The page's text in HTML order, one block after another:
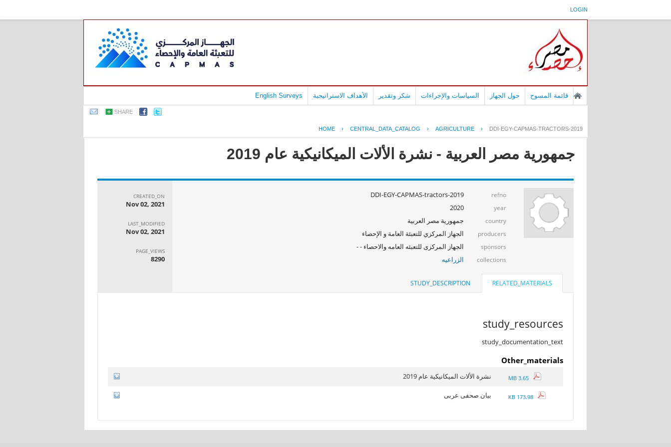
LOGIN
قائمة المسوح حول الجهاز السياسات والإجراءات شكر وتقدير الأهداف الاستراتيجية English Surveys
SHARE
HOME › CENTRAL_DATA_CATALOG › AGRICULTURE › DDI-EGY-CAPMAS-TRACTORS-2019
جمهورية مصر العربية - نشرة الألات الميكانيكية عام 2019
refno
DDI-EGY-CAPMAS-tractors-2019
year
2020
country جمهورية مصر العربية
producers الجهاز المركزي للتعبئة العامة و الإحصاء
sponsors الجهاز المركزى للتعبئه العامه والاحصاء - -
collections الزراعيه
CREATED_ON
Nov 02, 2021
LAST_MODIFIED
Nov 02, 2021
PAGE_VIEWS
8290
RELATED_MATERIALS
STUDY_DESCRIPTION
study_resources
study_documentation_text
Other_materials
نشرة الألات الميكانيكية عام 2019 3.65 MB
بيان صحفى عربى 173.98 KB